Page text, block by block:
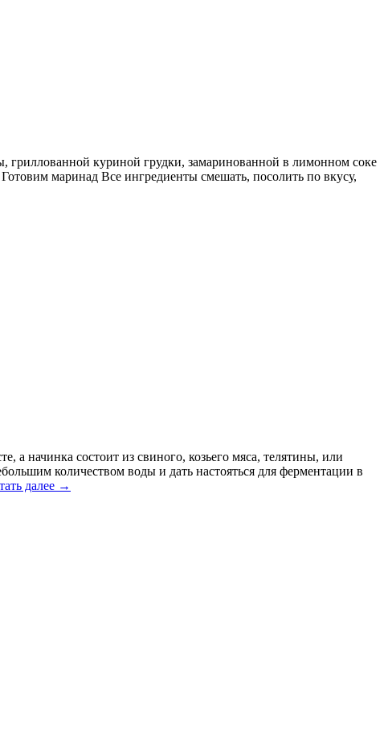
гриллованной куриной грудки, замаринованной в лимонном соке
маринад Все ингредиенты смешать, посолить по вкусу,
начинка состоит из свиного, козьего мяса, телятины, или
количеством воды и дать настояться для ферментации в
далее →